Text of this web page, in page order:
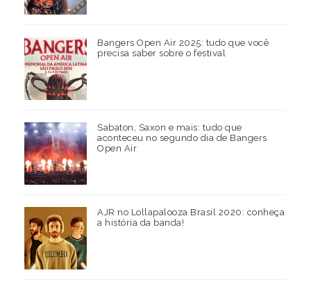
Bangers Open Air 2025: tudo que você
precisa saber sobre o festival
Sabaton, Saxon e mais: tudo que
aconteceu no segundo dia de Bangers
Open Air
AJR no Lollapalooza Brasil 2020: conheça
a história da banda!